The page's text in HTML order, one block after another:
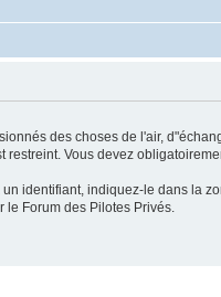
des choses de l'air,
Vous devez
identifiant, indiquez-le dans la
le Forum des Pilotes Privés.